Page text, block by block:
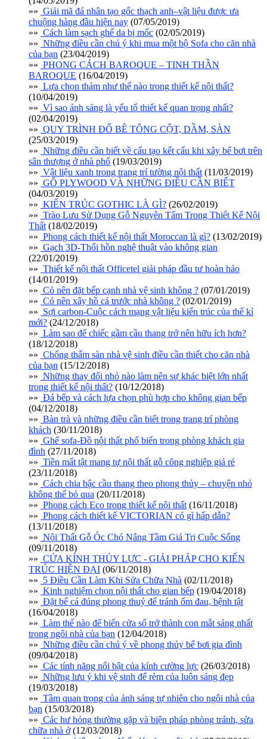
»» Giải mã đá nhân tạo gốc thạch anh–vật liệu được ưa
chuộng hàng đầu hiện nay (07/05/2019)
»» Cách làm sạch ghế da bị mốc (02/05/2019)
»» Những điều cần chú ý khi mua một bộ Sofa cho căn nhà
của bạn (23/04/2019)
»» PHONG CÁCH BAROQUE – TINH THẦN
BAROQUE (16/04/2019)
»» Lựa chọn thảm như thế nào trong thiết kế nội thất?
(10/04/2019)
»» Vì sao ánh sáng là yếu tố thiết kế quan trọng nhất?
(02/04/2019)
»» QUY TRÌNH ĐỔ BÊ TÔNG CỘT, DẦM, SÀN
(25/03/2019)
»» Những điều cần biết về cấu tạo kết cấu khi xây bể bơi trên
sân thượng ở nhà phố (19/03/2019)
»» Vật liệu xanh trong trang trí tường nội thất (11/03/2019)
»» GỖ PLYWOOD VÀ NHỮNG ĐIỀU CẦN BIẾT
(04/03/2019)
»» KIẾN TRÚC GOTHIC LÀ GÌ? (26/02/2019)
»» Trào Lưu Sử Dụng Gỗ Nguyên Tấm Trong Thiết Kế Nội
Thất (18/02/2019)
»» Phong cách thiết kế nội thất Moroccan là gì? (13/02/2019)
»» Gạch 3D-Thổi hồn nghệ thuật vào không gian
(22/01/2019)
»» Thiết kế nội thất Officetel giải pháp đầu tư hoàn hảo
(14/01/2019)
»» Có nên đặt bếp cạnh nhà vệ sinh không ? (07/01/2019)
»» Có nên xây hồ cá trước nhà không ? (02/01/2019)
»» Sợi carbon-Cuộc cách mạng vật liệu kiến trúc của thế kỉ
mới? (24/12/2018)
»» Làm sao để chiếc gầm cầu thang trở nên hữu ích hơn?
(18/12/2018)
»» Chống thấm sàn nhà vệ sinh điều cần thiết cho căn nhà
của bạn (15/12/2018)
»» Những thay đổi nhỏ nào làm nên sự khác biệt lớn nhất
trong thiết kế nội thất? (10/12/2018)
»» Đá bếp và cách lựa chọn phù hợp cho không gian bếp
(04/12/2018)
»» Bàn trà và những điều cần biết trong trang trí phòng
khách (30/11/2018)
»» Ghế sofa-Đồ nội thất phổ biến trong phòng khách gia
đình (27/11/2018)
»» Tiền mất tật mang tự nội thất gỗ công nghiệp giá rẻ
(23/11/2018)
»» Cách chia bậc cầu thang theo phong thủy – chuyện nhỏ
không thể bỏ qua (20/11/2018)
»» Phong cách Eco trong thiết kế nội thất (16/11/2018)
»» Phong cách thiết kế VICTORIAN có gì hấp dẫn?
(13/11/2018)
»» Nội Thất Gỗ Óc Chó Nâng Tầm Giá Trị Cuộc Sống
(09/11/2018)
»» CỬA KÍNH THỦY LỰC - GIẢI PHÁP CHO KIẾN
TRÚC HIỆN ĐẠI (06/11/2018)
»» 5 Điều Cần Làm Khi Sửa Chữa Nhà (02/11/2018)
»» Kinh nghiệm chọn nội thất cho gian bếp (19/04/2018)
»» Đặt bể cá đúng phong thuỷ để tránh ốm đau, bệnh tật
(16/04/2018)
»» Làm thế nào để biến cửa sổ trở thành con mắt sáng nhất
trong ngôi nhà của bạn (12/04/2018)
»» Những điều cần chú ý về phong thủy bể bơi gia đình
(09/04/2018)
»» Các tính năng nổi bật của kính cường lực (26/03/2018)
»» Những lưu ý khi vệ sinh để rèm của luôn sáng đẹp
(19/03/2018)
»» Tầm quan trọng của ánh sáng tự nhiên cho ngôi nhà của
bạn (15/03/2018)
»» Các hư hỏng thường gặp và biện pháp phòng tránh, sửa
chữa nhà ở(12/03/2018)